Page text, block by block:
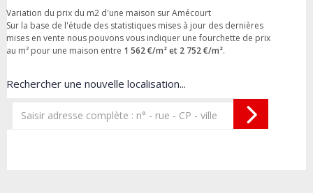
Variation du prix du m2 d'une maison sur Amécourt
Sur la base de l'étude des statistiques mises à jour des dernières
mises en vente nous pouvons vous indiquer une fourchette de prix
au m² pour une maison entre 1 562 €/m² et 2 752 €/m².
Rechercher une nouvelle localisation...